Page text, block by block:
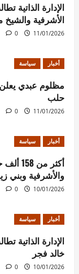
الإدارة الذاتية
الأشرفية
11/01/2026
0
أخبار سياسة
مظلوم عبدي
حلب
11/01/2026
0
أخبار سياسة
أكثر
والأشرفية وبني
10/01/2026
0
أخبار سياسة
الإدارة الذاتية
خالد فجر
10/01/2026
0